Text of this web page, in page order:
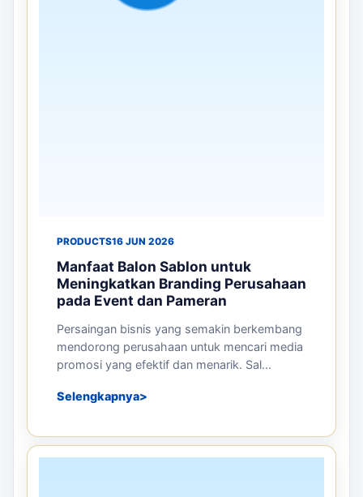
PRODUCTS16 JUN 2026
Manfaat Balon Sablon untuk
Meningkatkan Branding Perusahaan
pada Event dan Pameran
Persaingan bisnis yang semakin berkembang
mendorong perusahaan untuk mencari media
promosi yang efektif dan menarik. Sal...
Selengkapnya